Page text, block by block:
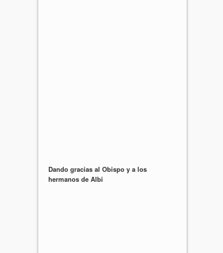
Dando gracias al Obispo y a los
hermanos de Albi